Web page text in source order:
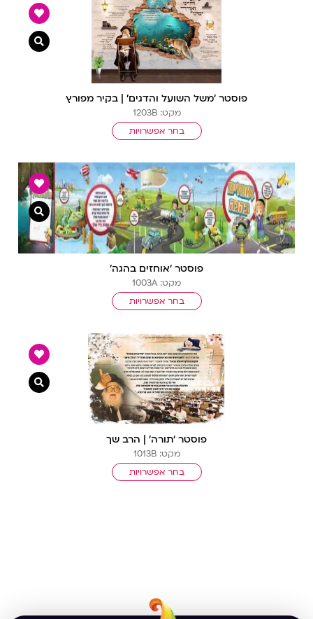
פוסטר ‘משל השועל והדגים’ | בקיר מפורץ
מקט: 1203B
בחר אפשרויות
צפייה
פוסטר ‘אוחזים בהגה’
מקט: 1003A
בחר אפשרויות
צפייה
פוסטר ‘תורה’ | הרב שך
מקט: 1013B
בחר אפשרויות
צפייה